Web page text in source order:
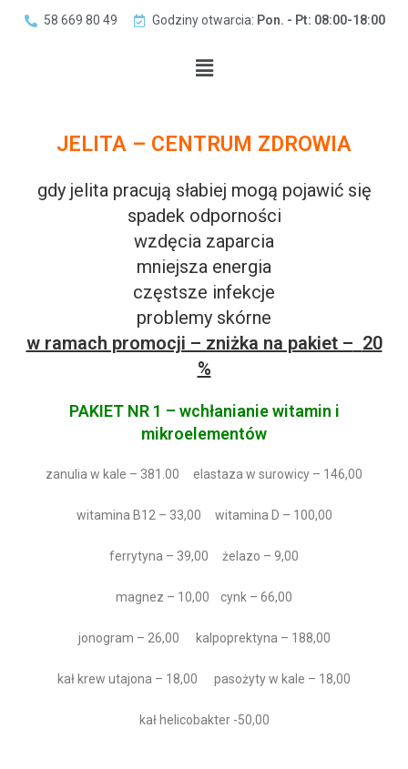
58 669 80 49 Godziny otwarcia: Pon. - Pt: 08:00-18:00
JELITA – CENTRUM ZDROWIA
gdy jelita pracują słabiej mogą pojawić się
spadek odporności
wzdęcia zaparcia
mniejsza energia
częstsze infekcje
problemy skórne
w ramach promocji – zniżka na pakiet – 20
%
PAKIET NR 1 – wchłanianie witamin i
mikroelementów
zanulia w kale – 381.00 elastaza w surowicy – 146,00
witamina B12 – 33,00 witamina D – 100,00
ferrytyna – 39,00 żelazo – 9,00
magnez – 10,00 cynk – 66,00
jonogram – 26,00 kalpoprektyna – 188,00
kał krew utajona – 18,00 pasożyty w kale – 18,00
kał helicobakter -50,00